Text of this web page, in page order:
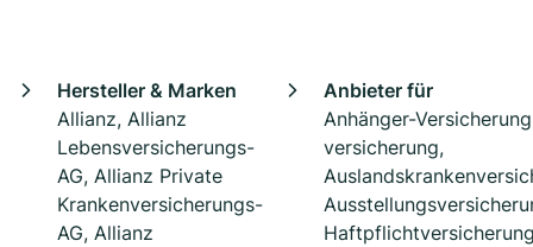
Hersteller & Marken
Allianz, Allianz
Lebensversicherungs-
AG, Allianz Private
Krankenversicherungs-
AG, Allianz
Anbieter für
Anhänger-
versicherung,